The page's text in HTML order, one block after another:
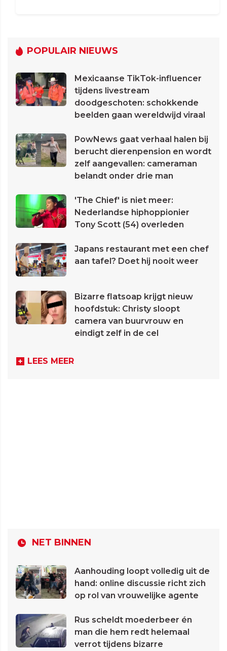
POPULAIR NIEUWS
Mexicaanse TikTok-influencer
tijdens livestream
doodgeschoten: schokkende
beelden gaan wereldwijd viraal
PowNews gaat verhaal halen bij
berucht dierenpension en wordt
zelf aangevallen: cameraman
belandt onder drie man
'The Chief' is niet meer:
Nederlandse hiphoppionier
Tony Scott (54) overleden
Japans restaurant met een chef
aan tafel? Doet hij nooit weer
Bizarre flatsoap krijgt nieuw
hoofdstuk: Christy sloopt
camera van buurvrouw en
eindigt zelf in de cel
LEES MEER
NET BINNEN
Aanhouding loopt volledig uit de
hand: online discussie richt zich
op rol van vrouwelijke agente
Rus scheldt moederbeer én
man die hem redt helemaal
verrot tijdens bizarre